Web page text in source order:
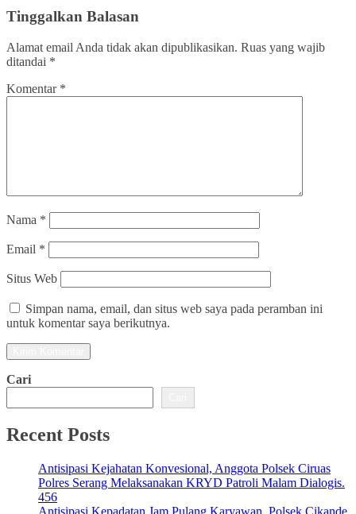
Tinggalkan Balasan
Alamat email Anda tidak akan dipublikasikan. Ruas yang wajib
ditandai *
Komentar *
Nama *
Email *
Situs Web
Simpan nama, email, dan situs web saya pada peramban ini
untuk komentar saya berikutnya.
Cari
Recent Posts
Antisipasi Kejahatan Konvesional, Anggota Polsek Ciruas
Polres Serang Melaksanakan KRYD Patroli Malam Dialogis.
456
Antisipasi Kepadatan Jam Pulang Karyawan, Polsek Cikande